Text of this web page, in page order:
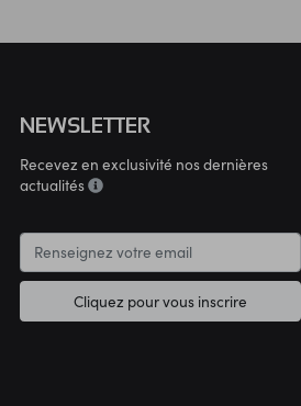
NEWSLETTER
Recevez en exclusivité nos dernières
actualités
Cliquez pour vous inscrire